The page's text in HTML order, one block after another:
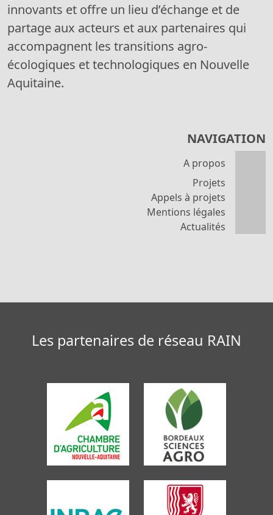
innovants et offre un lieu d’échange et de
partage aux acteurs et aux partenaires qui
accompagnent les transitions agro-
écologiques et technologiques en Nouvelle
Aquitaine.
NAVIGATION
A propos
Projets
Appels à projets
Mentions légales
Actualités
Les partenaires de réseau RAIN